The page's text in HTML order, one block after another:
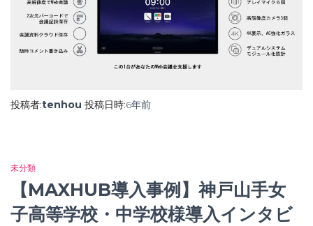
投稿者:tenhou 投稿日時:6年前
未分類
【MAXHUB導入事例】神戸山手女
子高等学校・中学校様導入インタビ